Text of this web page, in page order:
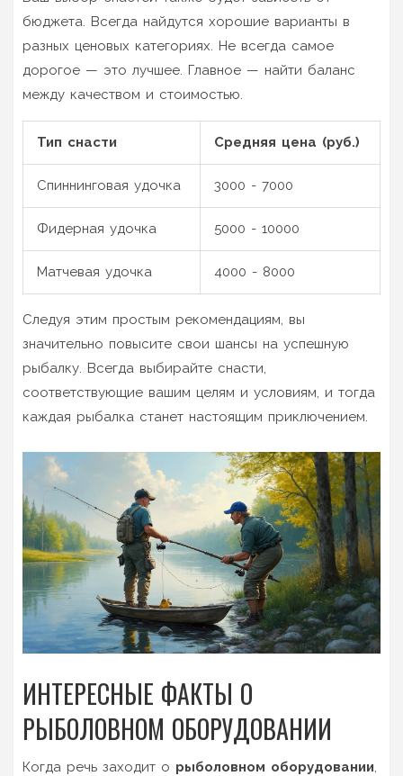
бюджета. Всегда найдутся хорошие варианты в
разных ценовых категориях. Не всегда самое
дорогое — это лучшее. Главное — найти баланс
между качеством и стоимостью.
Тип снасти Средняя цена (руб.)
Спиннинговая удочка 3000 - 7000
Фидерная удочка 5000 - 10000
Матчевая удочка 4000 - 8000
Следуя этим простым рекомендациям, вы
значительно повысите свои шансы на успешную
рыбалку. Всегда выбирайте снасти,
соответствующие вашим целям и условиям, и тогда
каждая рыбалка станет настоящим приключением.
ИНТЕРЕСНЫЕ ФАКТЫ О
РЫБОЛОВНОМ ОБОРУДОВАНИИ
Когда речь заходит о рыболовном оборудовании,